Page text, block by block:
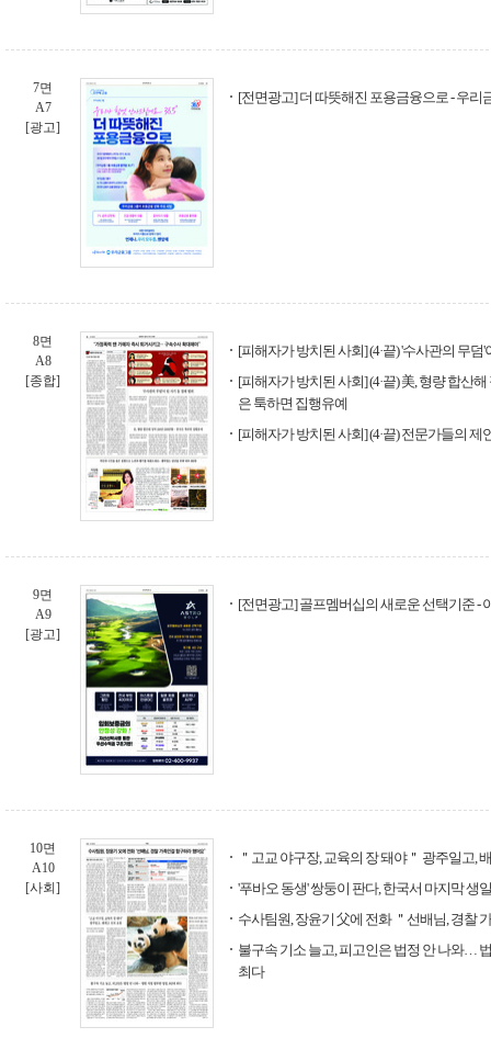
7면
A7
[광고]
[전면광고] 더 따뜻해진 포용금융으로 - 우리
8면
A8
[종합]
[피해자가 방치된 사회] (4·끝) '수사관의 무덤
[피해자가 방치된 사회] (4·끝) 美, 형량 합산
은 툭하면 집행유예
[피해자가 방치된 사회] (4·끝) 전문가들의 제
9면
A9
[광고]
[전면광고] 골프멤버십의 새로운 선택기준 -
10면
A10
[사회]
＂고교 야구장, 교육의 장 돼야＂ 광주일고,
'푸바오 동생' 쌍둥이 판다, 한국서 마지막 생
수사팀원, 장윤기 父에 전화 ＂선배님, 경찰
불구속 기소 늘고, 피고인은 법정 안 나와…
최다